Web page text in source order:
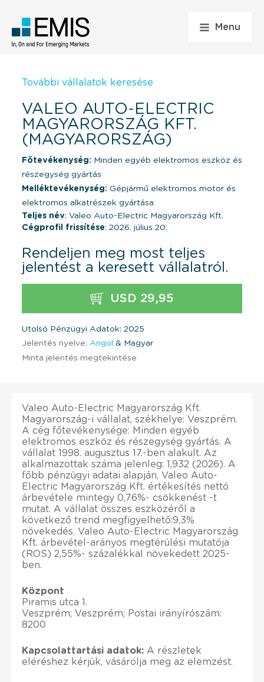
Menu
További vállalatok keresése
VALEO AUTO-ELECTRIC
MAGYARORSZÁG KFT.
(MAGYARORSZÁG)
Főtevékenység: Minden egyéb elektromos eszköz és
részegység gyártás
Melléktevékenység: Gépjármű elektromos motor és
elektromos alkatrészek gyártása
Teljes név: Valeo Auto-Electric Magyarország Kft.
Cégprofil frissítése: 2026. július 20.
Rendeljen meg most teljes
jelentést a keresett vállalatról.
USD 29,95
Utolsó Pénzügyi Adatok: 2025
Jelentés nyelve: Angol & Magyar
Minta jelentés megtekintése
Valeo Auto-Electric Magyarország Kft.
Magyarország-i vállalat, székhelye: Veszprém.
A cég főtevékenysége: Minden egyéb
elektromos eszköz és részegység gyártás. A
vállalat 1998. augusztus 17.-ben alakult. Az
alkalmazottak száma jelenleg: 1,932 (2026). A
főbb pénzügyi adatai alapján, Valeo Auto-
Electric Magyarország Kft. értékesítés nettó
árbevétele mintegy 0,76%- csökkenést -t
mutat. A vállalat összes eszközéről a
következő trend megfigyelhető:9,3%
növekedés. Valeo Auto-Electric Magyarország
Kft. árbevétel-arányos megtérülési mutatója
(ROS) 2,55%- százalékkal növekedett 2025-
ben.
Központ
Piramis utca 1.
Veszprém; Veszprém; Postai irányírószám:
8200
Kapcsolattartási adatok: A részletek
eléréshez kérjük, vásárolja meg az elemzést.